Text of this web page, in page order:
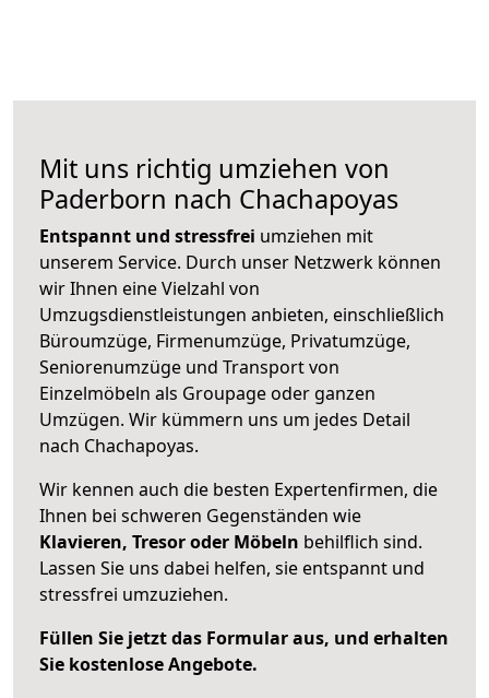
Mit uns richtig umziehen von
Paderborn nach Chachapoyas
Entspannt und stressfrei umziehen mit
unserem Service. Durch unser Netzwerk können
wir Ihnen eine Vielzahl von
Umzugsdienstleistungen anbieten, einschließlich
Büroumzüge, Firmenumzüge, Privatumzüge,
Seniorenumzüge und Transport von
Einzelmöbeln als Groupage oder ganzen
Umzügen. Wir kümmern uns um jedes Detail
nach Chachapoyas.
Wir kennen auch die besten Expertenfirmen, die
Ihnen bei schweren Gegenständen wie
Klavieren, Tresor oder Möbeln behilflich sind.
Lassen Sie uns dabei helfen, sie entspannt und
stressfrei umzuziehen.
Füllen Sie jetzt das Formular aus, und erhalten
Sie kostenlose Angebote.